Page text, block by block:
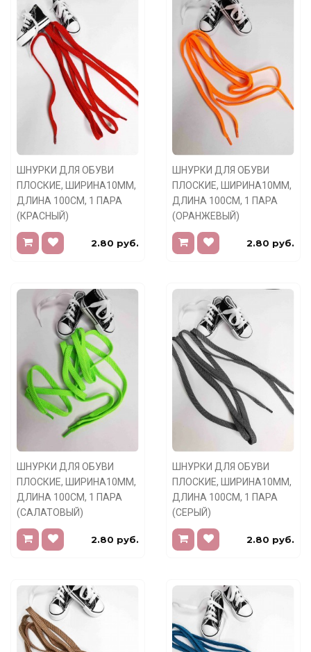
ШНУРКИ ДЛЯ ОБУВИ
ПЛОСКИЕ, ШИРИНА10ММ,
ДЛИНА 100СМ, 1 ПАРА
(КРАСНЫЙ)
2.80 руб.
ШНУРКИ ДЛЯ ОБУВИ
ПЛОСКИЕ, ШИРИНА10ММ,
ДЛИНА 100СМ, 1 ПАРА
(ОРАНЖЕВЫЙ)
2.80 руб.
ШНУРКИ ДЛЯ ОБУВИ
ПЛОСКИЕ, ШИРИНА10ММ,
ДЛИНА 100СМ, 1 ПАРА
(САЛАТОВЫЙ)
2.80 руб.
ШНУРКИ ДЛЯ ОБУВИ
ПЛОСКИЕ, ШИРИНА10ММ,
ДЛИНА 100СМ, 1 ПАРА
(СЕРЫЙ)
2.80 руб.